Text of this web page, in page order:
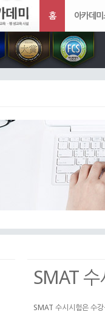
홈 아카데
SMAT
SMAT 수시시험은 수